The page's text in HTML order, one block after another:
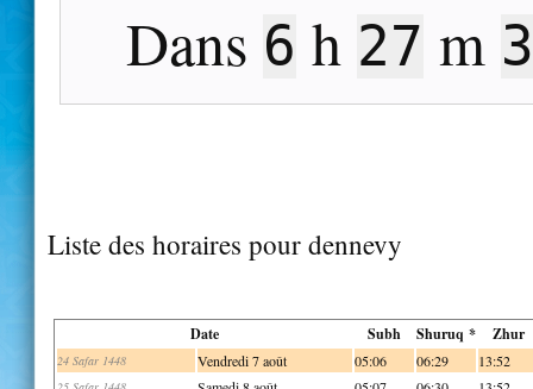
Dans 6 h 27 m
Liste des horaires pour dennevy
Date Subh Shuruq * Zhur
24 Safar 1448 Vendredi 7 août 05:06 06:29 13:52